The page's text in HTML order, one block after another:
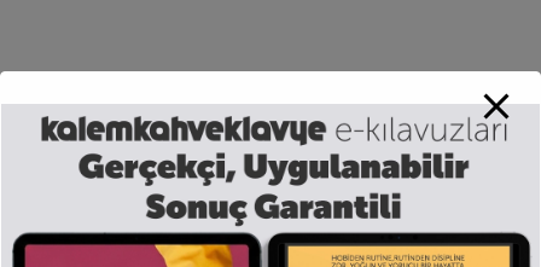
E-posta*